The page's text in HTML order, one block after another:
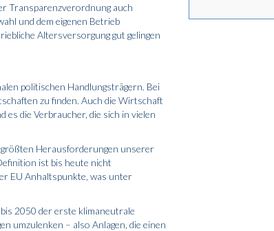
Transparenzverordnung auch
und dem eigenen Betrieb
Altersversorgung gut gelingen
politischen Handlungsträgern. Bei
zu finden. Auch die Wirtschaft
es die Verbraucher, die sich in vielen
größten Herausforderungen unserer
ist bis heute nicht
EU Anhaltspunkte, was unter
2050 der erste klimaneutrale
umzulenken – also Anlagen, die einen